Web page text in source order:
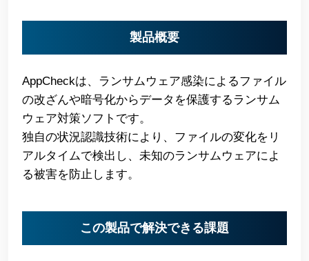
製品概要
AppCheckは、ランサムウェア感染によるファイル
の改ざんや暗号化からデータを保護するランサム
ウェア対策ソフトです。
独自の状況認識技術により、ファイルの変化をリ
アルタイムで検出し、未知のランサムウェアによ
る被害を防止します。
この製品で解決できる課題